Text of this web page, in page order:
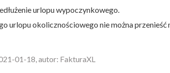
urlopu wypoczynkowego.
urlopu okolicznościowego nie można przenieść
01-18, autor: FakturaXL